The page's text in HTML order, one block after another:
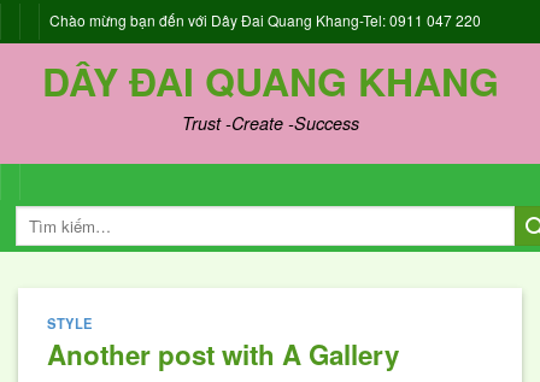
to
content
Chào mừng bạn đến với Dây Đai Quang Khang-Tel: 0911 047 220
DÂY ĐAI QUANG KHANG
Trust -Create -Success
STYLE
Another post with A Gallery